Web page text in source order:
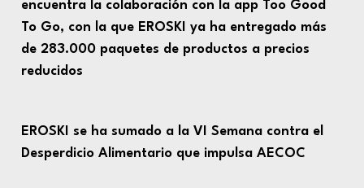
encuentra la colaboración con la app Too Good
To Go, con la que EROSKI ya ha entregado más
de 283.000 paquetes de productos a precios
reducidos
EROSKI se ha sumado a la VI Semana contra el
Desperdicio Alimentario que impulsa AECOC